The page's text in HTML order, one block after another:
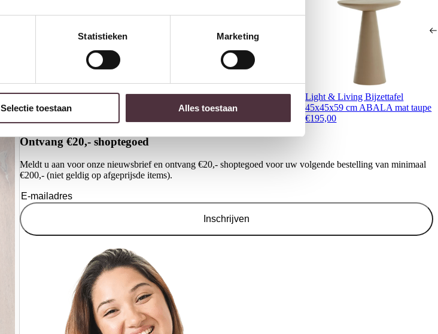
Statistieken Marketing
Selectie toestaan Alles toestaan
Richmond Interiors Console
Colson brown
Richmond Interiors Eettafel
Watson Dark brown/black 235
Light & Living Bijzettafel
45x45x59 cm ABALA mat taupe
€195,00
Ontvang €20,- shoptegoed
Meldt u aan voor onze nieuwsbrief en ontvang €20,- shoptegoed voor uw volgende bestelling van minimaal
€200,- (niet geldig op afgeprijsde items).
Inschrijven